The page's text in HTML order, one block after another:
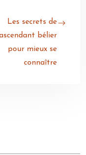
Les secrets de
bélier
pour mieux se
connaître